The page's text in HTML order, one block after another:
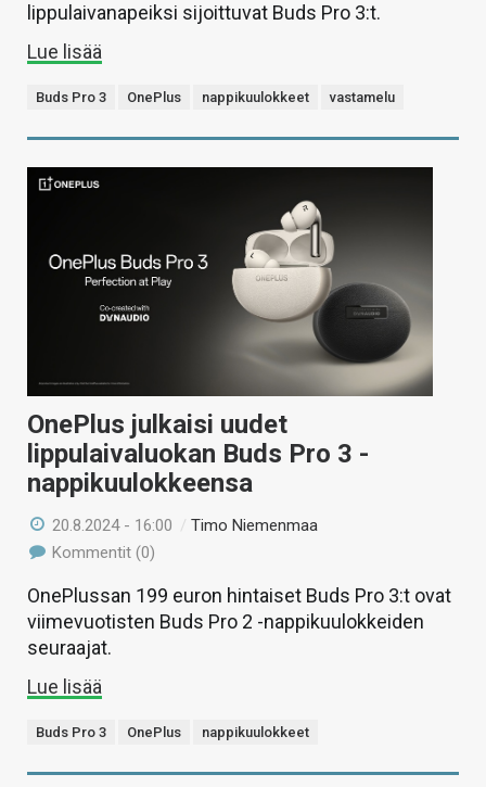
lippulaivanapeiksi sijoittuvat Buds Pro 3:t.
Lue lisää
Buds Pro 3 OnePlus nappikuulokkeet vastamelu
OnePlus julkaisi uudet
lippulaivaluokan Buds Pro 3 -
nappikuulokkeensa
20.8.2024 - 16:00 /Timo Niemenmaa
Kommentit (0)
OnePlussan 199 euron hintaiset Buds Pro 3:t ovat
viimevuotisten Buds Pro 2 -nappikuulokkeiden
seuraajat.
Lue lisää
Buds Pro 3 OnePlus nappikuulokkeet